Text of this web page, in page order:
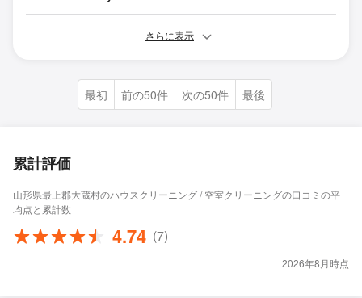
さらに表示
最初 前の50件 次の50件 最後
累計評価
山形県最上郡大蔵村のハウスクリーニング / 空室クリーニングの口コミの平
均点と累計数
4.74 (7)
2026年8月時点